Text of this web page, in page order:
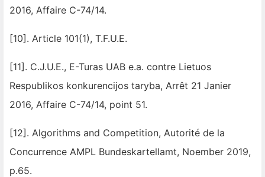
2016, Affaire C-74/14.
[10]. Article 101(1), T.F.U.E.
[11]. C.J.U.E., E-Turas UAB e.a. contre Lietuos
Respublikos konkurencijos taryba, Arrêt 21 Janier
2016, Affaire C-74/14, point 51.
[12]. Algorithms and Competition, Autorité de la
Concurrence AMPL Bundeskartellamt, Noember 2019,
p.65.